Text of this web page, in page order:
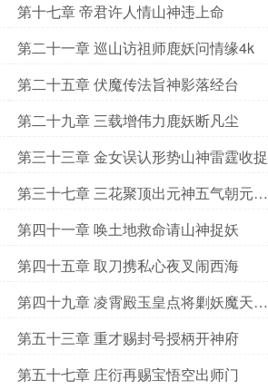
第十七章 帝君许人情山神违上命
第二十一章 巡山访祖师鹿妖问情缘4k
第二十五章 伏魔传法旨神影落经台
第二十九章 三载增伟力鹿妖断凡尘
第三十三章 金女误认形势山神雷霆收捉
第三十七章 三花聚顶出元神五气朝元证
地仙
第四十一章 唤土地救命请山神捉妖
第四十五章 取刀携私心夜叉闹西海
第四十九章 凌霄殿玉皇点将剿妖魔天庭
出兵
第五十三章 重才赐封号授柄开神府
第五十七章 庄衍再赐宝悟空出师门